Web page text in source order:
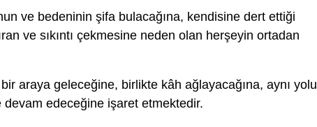
ve bedeninin şifa bulacağına, kendisine dert ettiği
ve sıkıntı çekmesine neden olan herşeyin ortadan
araya geleceğine, birlikte kâh ağlayacağına, aynı yolu
edeceğine işaret etmektedir.